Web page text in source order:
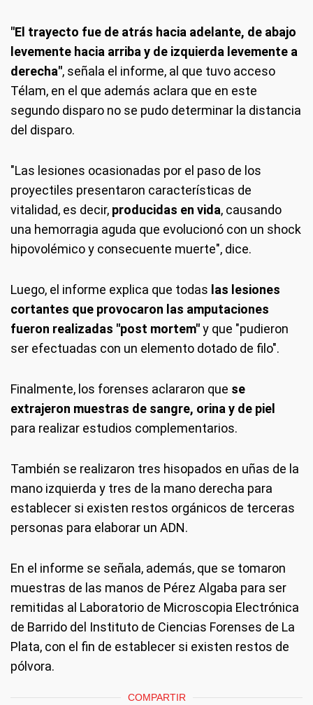
"El trayecto fue de atrás hacia adelante, de abajo
levemente hacia arriba y de izquierda levemente a
derecha", señala el informe, al que tuvo acceso
Télam, en el que además aclara que en este
segundo disparo no se pudo determinar la distancia
del disparo.
"Las lesiones ocasionadas por el paso de los
proyectiles presentaron características de
vitalidad, es decir, producidas en vida, causando
una hemorragia aguda que evolucionó con un shock
hipovolémico y consecuente muerte", dice.
Luego, el informe explica que todas las lesiones
cortantes que provocaron las amputaciones
fueron realizadas "post mortem"y que "pudieron
ser efectuadas con un elemento dotado de filo".
Finalmente, los forenses aclararon que se
extrajeron muestras de sangre, orina y de piel
para realizar estudios complementarios.
También se realizaron tres hisopados en uñas de la
mano izquierda y tres de la mano derecha para
establecer si existen restos orgánicos de terceras
personas para elaborar un ADN.
En el informe se señala, además, que se tomaron
muestras de las manos de Pérez Algaba para ser
remitidas al Laboratorio de Microscopia Electrónica
de Barrido del Instituto de Ciencias Forenses de La
Plata, con el fin de establecer si existen restos de
pólvora.
COMPARTIR